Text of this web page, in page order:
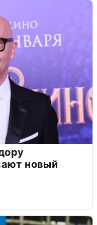
новый